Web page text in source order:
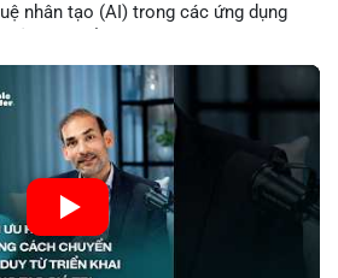
nhân tạo (AI) trong các ứng dụng
và tự động hóa quy trình trong lĩnh
đăng nhấn mạnh vai trò của AI
lầm, tăng tốc độ xử lý, và hỗ trợ quyết
này đặc biệt quan trọng trong thời
của ngành crypto, nơi tính chính xác
định.